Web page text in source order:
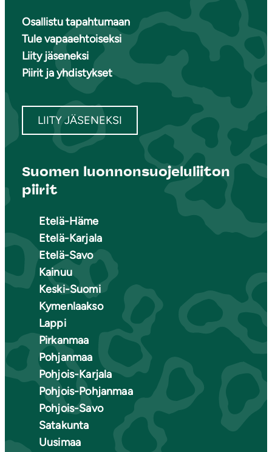
Osallistu tapahtumaan
Tule vapaaehtoiseksi
Liity jäseneksi
Piirit ja yhdistykset
LIITY JÄSENEKSI
Suomen luonnonsuojeluliiton
piirit
Etelä-Häme
Etelä-Karjala
Etelä-Savo
Kainuu
Keski-Suomi
Kymenlaakso
Lappi
Pirkanmaa
Pohjanmaa
Pohjois-Karjala
Pohjois-Pohjanmaa
Pohjois-Savo
Satakunta
Uusimaa